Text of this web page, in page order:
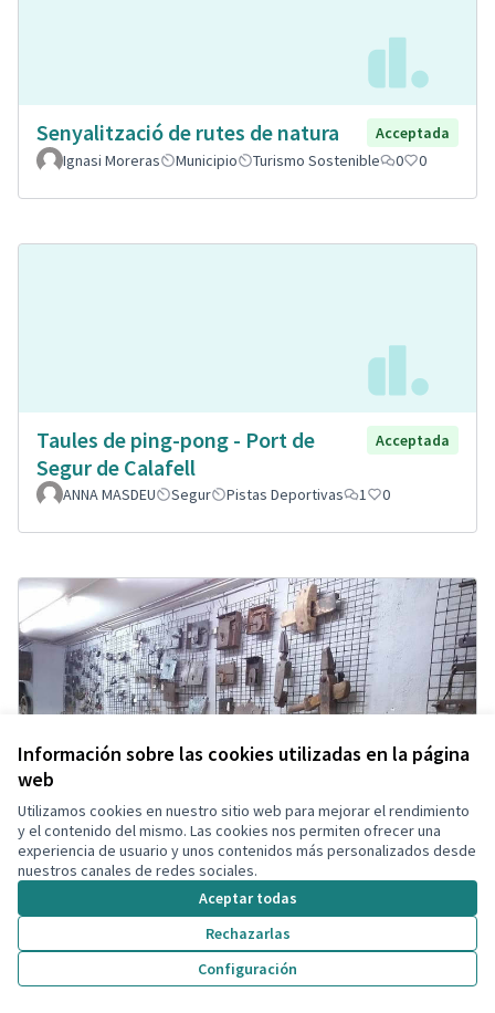
Información sobre las cookies utilizadas en la página
web
Utilizamos cookies en nuestro sitio web para mejorar el rendimiento
y el contenido del mismo. Las cookies nos permiten ofrecer una
experiencia de usuario y unos contenidos más personalizados desde
nuestros canales de redes sociales.
Aceptar todas
Rechazarlas
Configuración
Senyalització de rutes de natura
Acceptada
Ignasi Moreras
Municipio Turismo Sostenible 0 0
Taules de ping-pong - Port de
Segur de Calafell
Acceptada
ANNA MASDEU Segur Pistas Deportivas 1 0